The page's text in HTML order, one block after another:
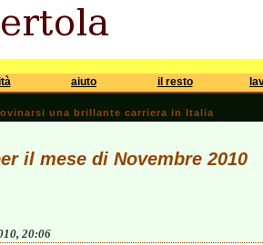
aiuto il resto
una brillante carriera in Italia
il mese di Novembre 2010
20:06